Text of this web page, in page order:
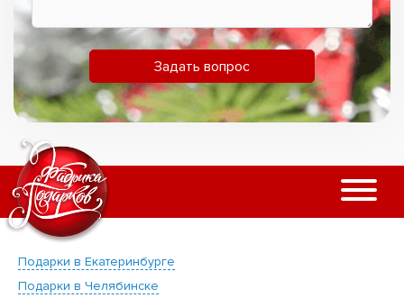
Задать вопрос
Подарки в Екатеринбурге
Подарки в Челябинске